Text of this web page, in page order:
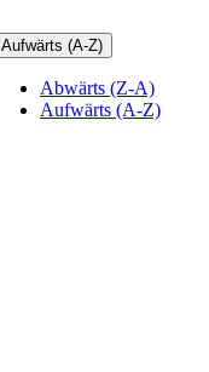
Aufwärts (A-Z)
Abwärts (Z-A)
Aufwärts (A-Z)